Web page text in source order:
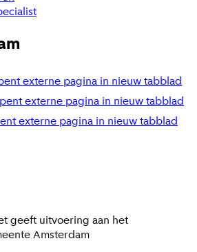
externe pagina in nieuw tabblad
externe pagina in nieuw tabblad
externe pagina in nieuw tabblad
geeft uitvoering aan het
Amsterdam